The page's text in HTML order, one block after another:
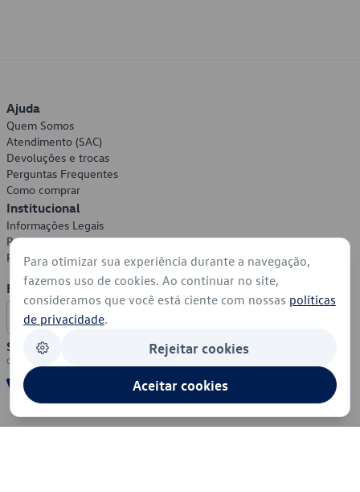
Ajuda
Quem Somos
Atendimento (SAC)
Devoluções e trocas
Perguntas Frequentes
Como comprar
Institucional
Informações Legais
Política de Privacidade
Política de Cookies
Formas de Pagamento
Segurança
Para otimizar sua experiência durante a navegação,
fazemos uso de cookies. Ao continuar no site,
consideramos que você está ciente com nossas políticas
de privacidade.
Rejeitar cookies
Aceitar cookies